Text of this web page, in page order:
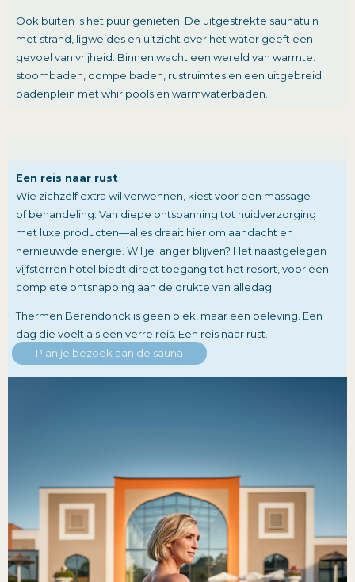
Ook buiten is het puur genieten. De uitgestrekte saunatuin
met strand, ligweides en uitzicht over het water geeft een
gevoel van vrijheid. Binnen wacht een wereld van warmte:
stoombaden, dompelbaden, rustruimtes en een uitgebreid
badenplein met whirlpools en warmwaterbaden.
Een reis naar rust
Wie zichzelf extra wil verwennen, kiest voor een massage
of behandeling. Van diepe ontspanning tot huidverzorging
met luxe producten—alles draait hier om aandacht en
hernieuwde energie. Wil je langer blijven? Het naastgelegen
vijfsterren hotel biedt direct toegang tot het resort, voor een
complete ontsnapping aan de drukte van alledag.
Thermen Berendonck is geen plek, maar een beleving. Een
dag die voelt als een verre reis. Een reis naar rust.
Plan je bezoek aan de sauna